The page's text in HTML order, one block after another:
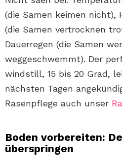
(die Samen keimen nicht),
(die Samen vertrocknen
Dauerregen (die Samen
weggeschwemmt). Der
windstill, 15 bis 20 Grad,
nächsten Tagen
Rasenpflege auch unser
Boden vorbereiten:
überspringen